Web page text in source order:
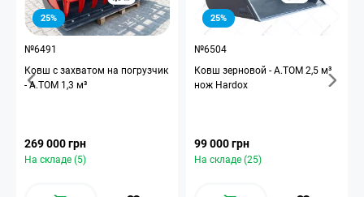
25%
№6491
Ковш с захватом на погрузчик
- А.ТОМ 1,3 м³
269 000 грн
На складе (5)
25%
№6504
Ковш зерновой - A.TOM 2,5 м³
нож Hardox
99 000 грн
На складе (25)